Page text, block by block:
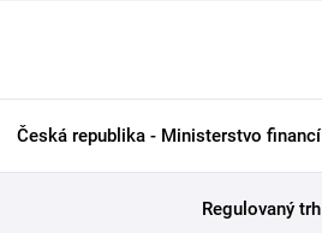
Česká republika - Ministerstvo financí
Regulovaný trh